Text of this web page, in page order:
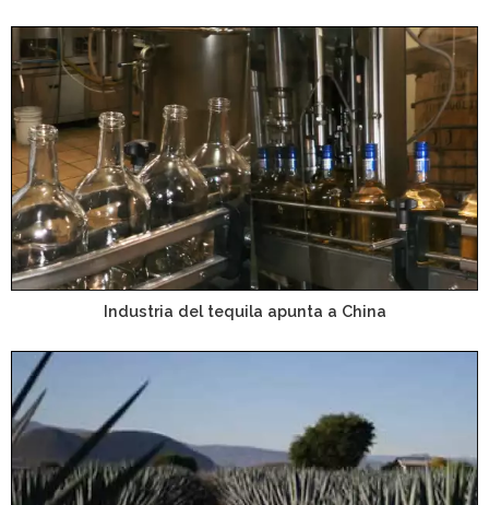
Industria del tequila apunta a China